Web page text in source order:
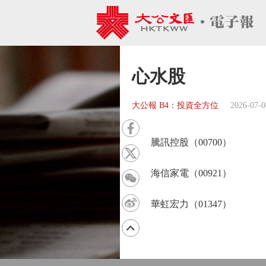
心水股
大公報 B4：投資全方位 2026-07-
騰訊控股（00700）
海信家電（00921）
華虹宏力（01347）